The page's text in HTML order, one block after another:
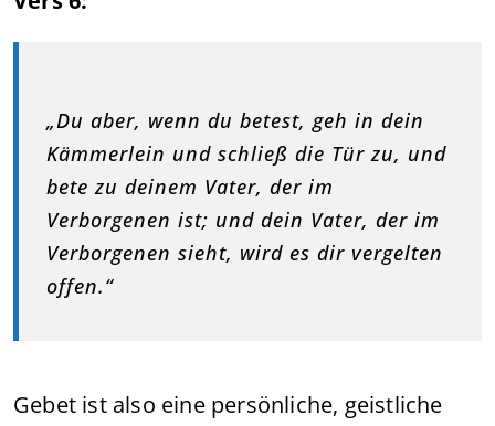
„Du aber, wenn du betest, geh in dein
Kämmerlein und schließ die Tür zu, und
bete zu deinem Vater, der im
Verborgenen ist; und dein Vater, der im
Verborgenen sieht, wird es dir vergelten
offen.“
Gebet ist also eine persönliche, geistliche